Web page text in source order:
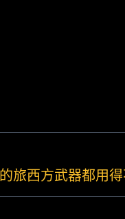
旅西方武器都用